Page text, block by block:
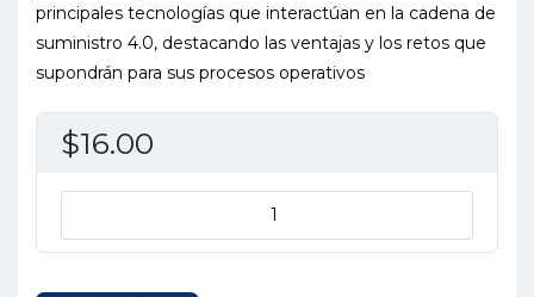
principales tecnologías que interactúan en la cadena de
suministro 4.0, destacando las ventajas y los retos que
supondrán para sus procesos operativos
$16.00